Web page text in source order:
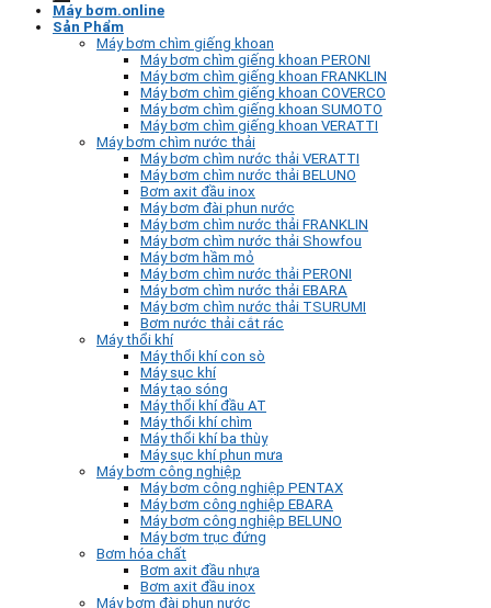
Máy bơm.online
Sản Phẩm
Máy bơm chìm giếng khoan
Máy bơm chìm giếng khoan PERONI
Máy bơm chìm giếng khoan FRANKLIN
Máy bơm chìm giếng khoan COVERCO
Máy bơm chìm giếng khoan SUMOTO
Máy bơm chìm giếng khoan VERATTI
Máy bơm chìm nước thải
Máy bơm chìm nước thải VERATTI
Máy bơm chìm nước thải BELUNO
Bơm axit đầu inox
Máy bơm đài phun nước
Máy bơm chìm nước thải FRANKLIN
Máy bơm chìm nước thải Showfou
Máy bơm hầm mỏ
Máy bơm chìm nước thải PERONI
Máy bơm chìm nước thải EBARA
Máy bơm chìm nước thải TSURUMI
Bơm nước thải cắt rác
Máy thổi khí
Máy thổi khí con sò
Máy sục khí
Máy tạo sóng
Máy thổi khí đầu AT
Máy thổi khí chìm
Máy thổi khí ba thùy
Máy sục khí phun mưa
Máy bơm công nghiệp
Máy bơm công nghiệp PENTAX
Máy bơm công nghiệp EBARA
Máy bơm công nghiệp BELUNO
Máy bơm trục đứng
Bơm hóa chất
Bơm axit đầu nhựa
Bơm axit đầu inox
Máy bơm đài phun nước